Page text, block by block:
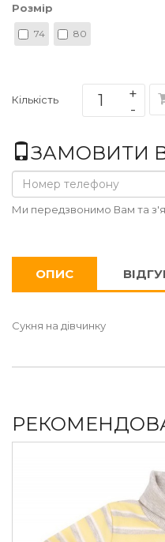
Розмір
74 80
Кількість
ЗАМОВИТИ В
Ми передзвонимо Вам та
ОПИС
Сукня на дівчинку